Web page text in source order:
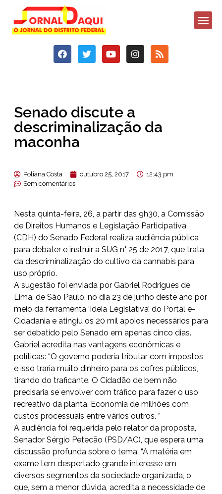
Senado discute a
descriminalização da
maconha
Poliana Costa outubro 25, 2017
12:43 pm
Sem comentários
Nesta quinta-feira, 26, a partir das 9h30, a Comissão
de Direitos Humanos e Legislação Participativa
(CDH) do Senado Federal realiza audiência pública
para debater e instruir a SUG n° 25 de 2017, que trata
da descriminalização do cultivo da cannabis para
uso próprio.
A sugestão foi enviada por Gabriel Rodrigues de
Lima, de São Paulo, no dia 23 de junho deste ano por
meio da ferramenta ‘Ideia Legislativa’ do Portal e-
Cidadania e atingiu os 20 mil apoios necessários para
ser debatido pelo Senado em apenas cinco dias.
Gabriel acredita nas vantagens econômicas e
políticas: “O governo poderia tributar com impostos
e isso traria muito dinheiro para os cofres públicos,
tirando do traficante. O Cidadão de bem não
precisaria se envolver com tráfico para fazer o uso
recreativo da planta. Economia de milhões com
custos processuais entre vários outros. ”
A audiência foi requerida pelo relator da proposta,
Senador Sérgio Petecão (PSD/AC), que espera uma
discussão profunda sobre o tema: “A matéria em
exame tem despertado grande interesse em
diversos segmentos da sociedade organizada, o
que, sem a menor dúvida, acredita a necessidade de